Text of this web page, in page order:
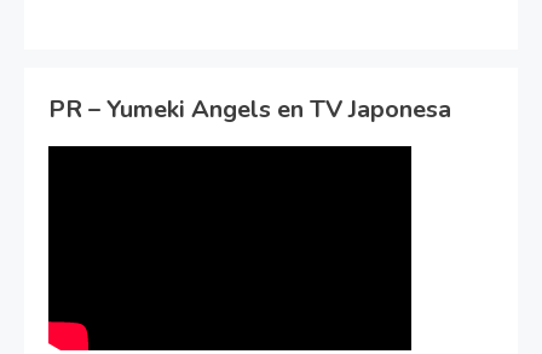
PR – Yumeki Angels en TV Japonesa